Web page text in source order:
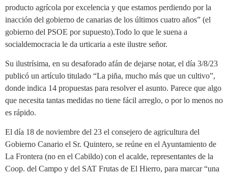
producto agrícola por excelencia y que estamos perdiendo por la
inacción del gobierno de canarias de los últimos cuatro años” (el
gobierno del PSOE por supuesto).Todo lo que le suena a
socialdemocracia le da urticaria a este ilustre señor.
Su ilustrísima, en su desaforado afán de dejarse notar, el día 3/8/23
publicó un artículo titulado “La piña, mucho más que un cultivo”,
donde indica 14 propuestas para resolver el asunto. Parece que algo
que necesita tantas medidas no tiene fácil arreglo, o por lo menos no
es rápido.
El día 18 de noviembre del 23 el consejero de agricultura del
Gobierno Canario el Sr. Quintero, se reúne en el Ayuntamiento de
La Frontera (no en el Cabildo) con el acalde, representantes de la
Coop. del Campo y del SAT Frutas de El Hierro, para marcar “una